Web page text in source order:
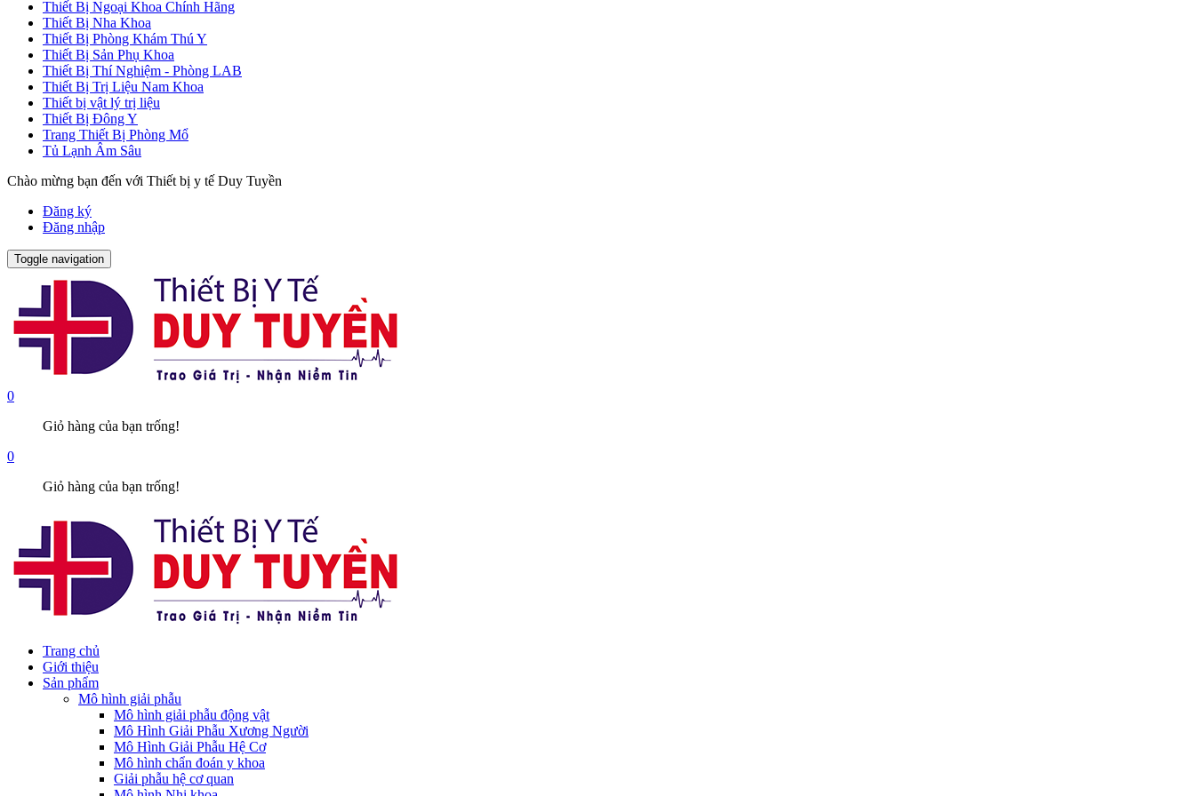
Thiết Bị Ngoại Khoa Chính Hãng
Thiết Bị Nha Khoa
Thiết Bị Phòng Khám Thú Y
Thiết Bị Sản Phụ Khoa
Thiết Bị Thí Nghiệm - Phòng LAB
Thiết Bị Trị Liệu Nam Khoa
Thiết bị vật lý trị liệu
Thiết Bị Đông Y
Trang Thiết Bị Phòng Mổ
Tủ Lạnh Âm Sâu
Chào mừng bạn đến với Thiết bị y tế Duy Tuyền
Đăng ký
Đăng nhập
Toggle navigation
0
Giỏ hàng của bạn trống!
0
Giỏ hàng của bạn trống!
Trang chủ
Giới thiệu
Sản phẩm
Mô hình giải phẫu
Mô hình giải phẫu động vật
Mô Hình Giải Phẫu Xương Người
Mô Hình Giải Phẫu Hệ Cơ
Mô hình chẩn đoán y khoa
Giải phẫu hệ cơ quan